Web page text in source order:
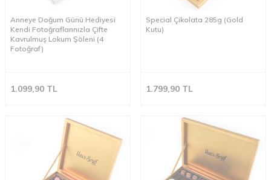
Anneye Doğum Günü Hediyesi
Kendi Fotoğraflarınızla Çifte
Kavrulmuş Lokum Şöleni (4
Fotoğraf)
1.099,90 TL
Special Çikolata 285g (Gold
Kutu)
1.799,90 TL